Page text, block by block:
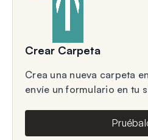
Crear Carpeta
Crea una nueva carpeta
envíe un formulario en tu